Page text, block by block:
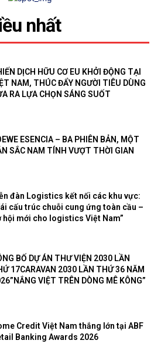
nhất
DỊCH HỮU CƠ EU KHỞI ĐỘNG TẠI
NAM, THÚC ĐẨY NGƯỜI TIÊU DÙNG
RA LỰA CHỌN SÁNG SUỐT
ESENCIA – BA PHIÊN BẢN, MỘT
SẮC NAM TÍNH VƯỢT THỜI GIAN
đàn Logistics kết nối các khu vực:
cấu trúc chuỗi cung ứng toàn cầu –
hội mới cho logistics Việt Nam”
BỐ DỰ ÁN THƯ VIỆN 2030 LẦN
17CARAVAN 2030 LẦN THỨ 36 NĂM
VIỆT TRÊN DÒNG MÊ KÔNG”
Credit Việt Nam thắng lớn tại ABF
Banking Awards 2026